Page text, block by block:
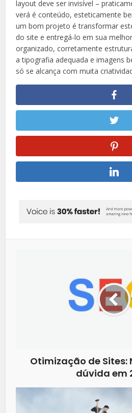
layout deve ser invisível –
verá é conteúdo, esteticamente
um bom projeto é transformar
do site e entregá-lo em sua
organizado, corretamente
a tipografia adequada e imagens
só se alcança com muita
Otimização de Sites:
dúvida em